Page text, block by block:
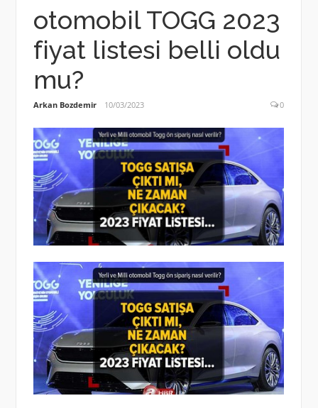
otomobil TOGG 2023
fiyat listesi belli oldu
mu?
Arkan Bozdemir 10/03/2023 0